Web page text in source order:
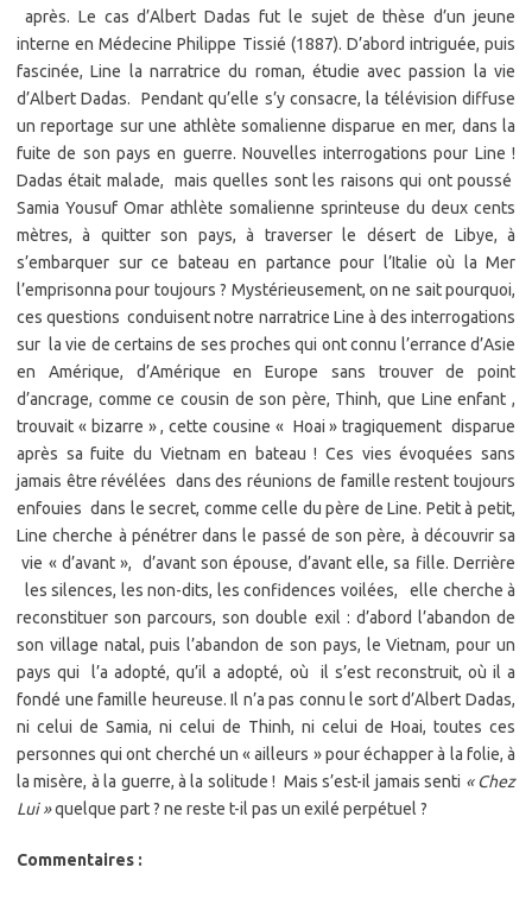
après. Le cas d’Albert Dadas fut le sujet de thèse d’un jeune
interne en Médecine Philippe Tissié (1887). D’abord intriguée, puis
fascinée, Line la narratrice du roman, étudie avec passion la vie
d’Albert Dadas. Pendant qu’elle s’y consacre, la télévision diffuse
un reportage sur une athlète somalienne disparue en mer, dans la
fuite de son pays en guerre. Nouvelles interrogations pour Line !
Dadas était malade, mais quelles sont les raisons qui ont poussé
Samia Yousuf Omar athlète somalienne sprinteuse du deux cents
mètres, à quitter son pays, à traverser le désert de Libye, à
s’embarquer sur ce bateau en partance pour l’Italie où la Mer
l’emprisonna pour toujours ? Mystérieusement, on ne sait pourquoi,
ces questions conduisent notre narratrice Line à des interrogations
sur la vie de certains de ses proches qui ont connu l’errance d’Asie
en Amérique, d’Amérique en Europe sans trouver de point
d’ancrage, comme ce cousin de son père, Thinh, que Line enfant ,
trouvait « bizarre » , cette cousine « Hoai » tragiquement disparue
après sa fuite du Vietnam en bateau ! Ces vies évoquées sans
jamais être révélées dans des réunions de famille restent toujours
enfouies dans le secret, comme celle du père de Line. Petit à petit,
Line cherche à pénétrer dans le passé de son père, à découvrir sa
vie « d’avant », d’avant son épouse, d’avant elle, sa fille. Derrière
les silences, les non-dits, les confidences voilées, elle cherche à
reconstituer son parcours, son double exil : d’abord l’abandon de
son village natal, puis l’abandon de son pays, le Vietnam, pour un
pays qui l’a adopté, qu’il a adopté, où il s’est reconstruit, où il a
fondé une famille heureuse. Il n’a pas connu le sort d’Albert Dadas,
ni celui de Samia, ni celui de Thinh, ni celui de Hoai, toutes ces
personnes qui ont cherché un « ailleurs » pour échapper à la folie, à
la misère, à la guerre, à la solitude ! Mais s’est-il jamais senti « Chez
Lui »quelque part ? ne reste t-il pas un exilé perpétuel ?
Commentaires :